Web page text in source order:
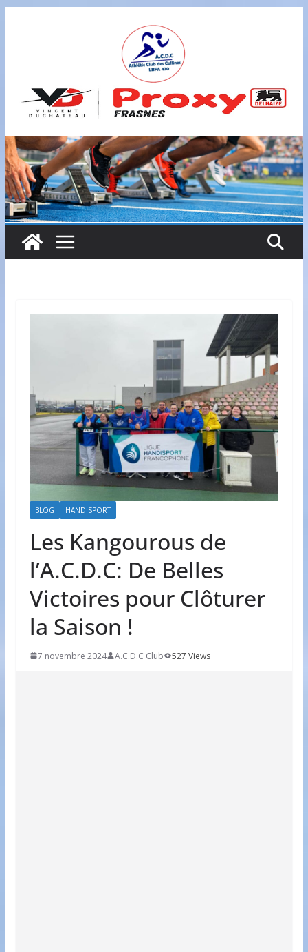
A
S
B
,
L
B
F
A
7
BLOG HANDISPORT
Les Kangourous de
l’A.C.D.C: De Belles
Victoires pour Clôturer
la Saison !
7 novembre 2024 A.C.D.C Club 527 Views